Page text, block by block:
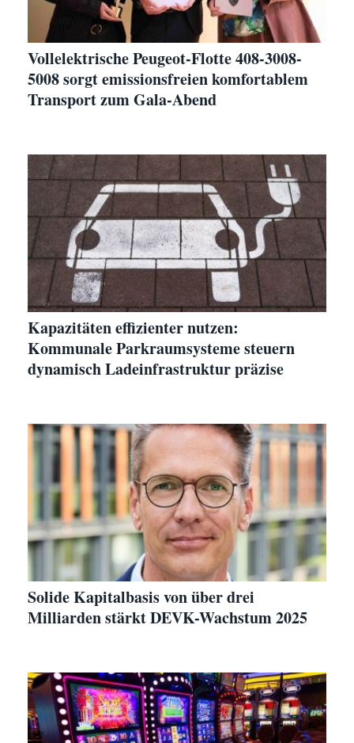
Vollelektrische Peugeot-Flotte 408-3008-
5008 sorgt emissionsfreien komfortablem
Transport zum Gala-Abend
Kapazitäten effizienter nutzen:
Kommunale Parkraumsysteme steuern
dynamisch Ladeinfrastruktur präzise
Solide Kapitalbasis von über drei
Milliarden stärkt DEVK-Wachstum 2025